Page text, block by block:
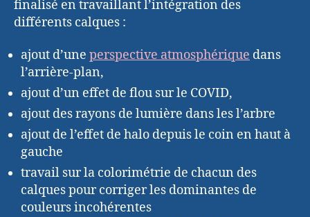
finalisé en travaillant l’intégration des
différents calques :
ajout d’une perspective atmosphérique dans
l’arrière-plan,
ajout d’un effet de flou sur le COVID,
ajout des rayons de lumière dans les l’arbre
ajout de l’effet de halo depuis le coin en haut à
gauche
travail sur la colorimétrie de chacun des
calques pour corriger les dominantes de
couleurs incohérentes